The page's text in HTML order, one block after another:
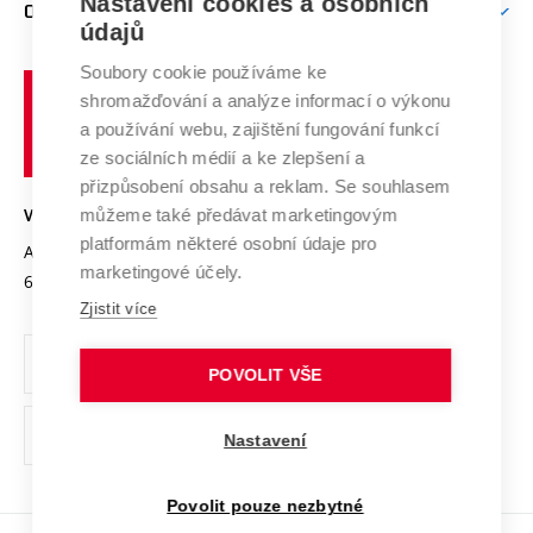
E-přihláška
Doktorské studium
Podpora podnikání
Systém zajišťování kvality výzkumu
Výzkumné infrastruktury
Transfer znalostí
Open Science
Projekty
Projekty ze strukturálních fondů
Specifický výzkum
Zahraniční spolupráce
Spolupráce se školami
Mezinárodní dohody
Univerzitní sítě
O UNIVERZITĚ
Profil univerzity
Udržitelná univerzita
Podnikavá univerzita / ContriBUTe
Bezpečná univerzita
Vyznamenání
Organizační struktura
Ochrana osobních údajů
odkaz)
učení
technické
Brně
VYSOKÉ UČENÍ TECHNICKÉ V BRNĚ
Antonínská 548/1
602 00 Brno
www.vut.cz
vut@vutbr.cz
údajů
Soubory cookie používáme ke
shromažďování a analýze informací o výkonu
a používání webu, zajištění fungování funkcí
ze sociálních médií a ke zlepšení a
přizpůsobení obsahu a reklam. Se souhlasem
můžeme také předávat marketingovým
platformám některé osobní údaje pro
marketingové účely.
Zjistit více
POVOLIT VŠE
Nastavení
Povolit pouze nezbytné